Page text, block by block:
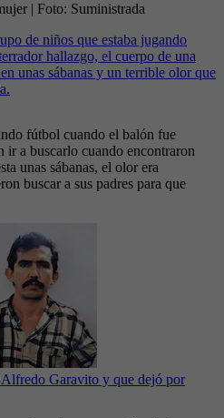
| Foto: Suministrada
de niños que estaba jugando
hallazgo, el cuerpo de una
unas sábanas y un terrible olor que
fútbol cuando el balón fue
ir a buscarlo cuando encontraron
unas sábanas, el olor era
buscar a sus padres para que
Garavito y que dejó por